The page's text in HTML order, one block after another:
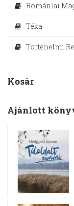
Romániai
Téka
Történelmi
Kosár
Ajánlott